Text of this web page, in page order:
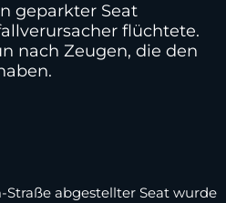
geparkter Seat
flüchtete.
nach Zeugen, die den
abgestellter Seat wurde